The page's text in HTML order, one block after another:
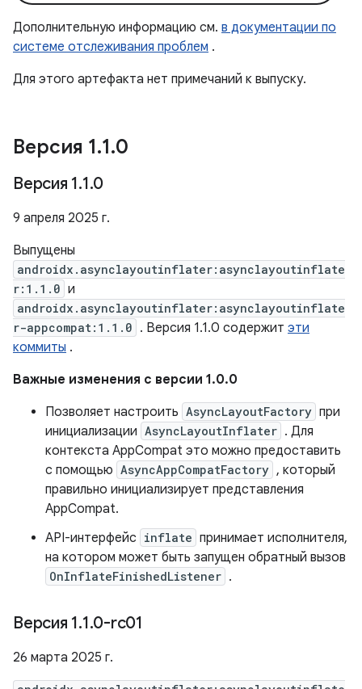
Дополнительную информацию см. в документации по
системе отслеживания проблем .
Для этого артефакта нет примечаний к выпуску.
Версия 1.1.0
Версия 1.1.0
9 апреля 2025 г.
Выпущены
androidx.asynclayoutinflater:asynclayoutinflate
r:1.1.0 и
androidx.asynclayoutinflater:asynclayoutinflate
r-appcompat:1.1.0 . Версия 1.1.0 содержит эти
коммиты .
Важные изменения с версии 1.0.0
Позволяет настроить AsyncLayoutFactory при
инициализации AsyncLayoutInflater . Для
контекста AppCompat это можно предоставить
с помощью AsyncAppCompatFactory , который
правильно инициализирует представления
AppCompat.
API-интерфейс inflate принимает исполнителя,
на котором может быть запущен обратный вызов
OnInflateFinishedListener .
Версия 1.1.0-rc01
26 марта 2025 г.